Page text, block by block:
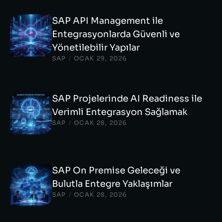
SAP API Management ile
Entegrasyonlarda Güvenli ve
Yönetilebilir Yapılar
SAP / OCAK 29, 2026
SAP Projelerinde AI Readiness ile
Verimli Entegrasyon Sağlamak
SAP / OCAK 28, 2026
SAP On Premise Geleceği ve
Bulutla Entegre Yaklaşımlar
SAP / OCAK 28, 2026